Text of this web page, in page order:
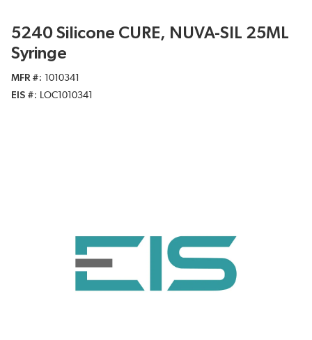
5240 Silicone CURE, NUVA-SIL 25ML
Syringe
MFR #
1010341
EIS #
LOC1010341